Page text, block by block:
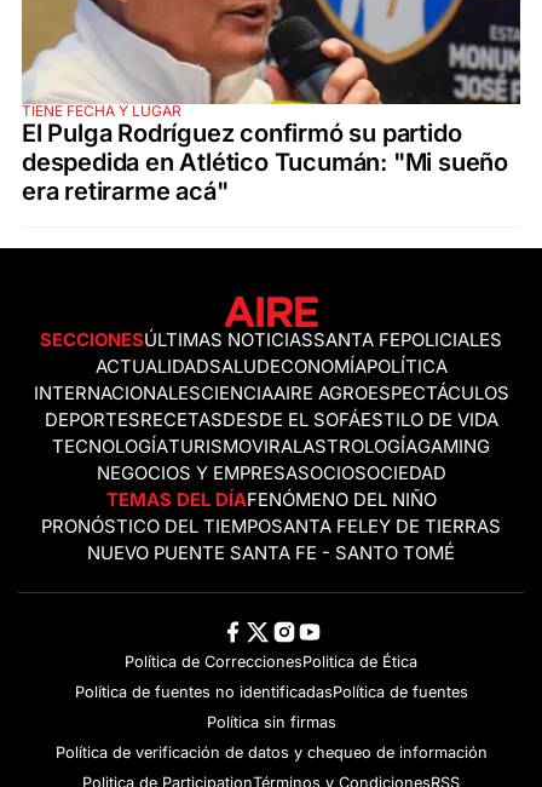
TIENE FECHA Y LUGAR
El Pulga Rodríguez confirmó su partido
despedida en Atlético Tucumán: "Mi sueño
era retirarme acá"
SECCIONESÚLTIMAS NOTICIASSANTA FEPOLICIALES
ACTUALIDADSALUDECONOMÍAPOLÍTICA
INTERNACIONALESCIENCIAAIRE AGROESPECTÁCULOS
DEPORTESRECETASDESDE EL SOFÁESTILO DE VIDA
TECNOLOGÍATURISMOVIRALASTROLOGÍAGAMING
NEGOCIOS Y EMPRESASOCIOSOCIEDAD
TEMAS DEL DÍAFENÓMENO DEL NIÑO
PRONÓSTICO DEL TIEMPOSANTA FELEY DE TIERRAS
NUEVO PUENTE SANTA FE - SANTO TOMÉ
Política de CorreccionesPolitica de Ética
Política de fuentes no identificadasPolítica de fuentes
Política sin firmas
Política de verificación de datos y chequeo de información
Politica de ParticipationTérminos y CondicionesRSS